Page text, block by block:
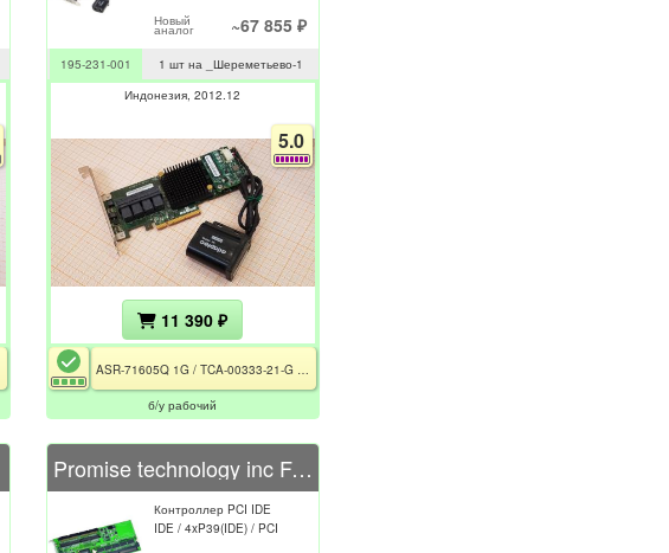
Новый
аналог ~67 855 ₽
195-231-001
1 шт на _Шереметьево-1
Индонезия 2012.12
5.0
11 390 ₽
б/у рабочий
Promise technology inc FastTrak SX4060
Контроллер PCI IDE
IDE / 4xP39(IDE) / PCI